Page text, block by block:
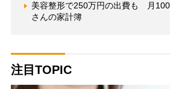
美容整形で250万円の出費も 月
さんの家計簿
注目TOPIC